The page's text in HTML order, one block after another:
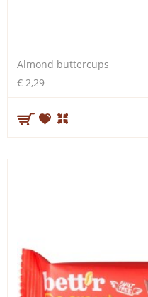
Almond buttercups
€ 2,29